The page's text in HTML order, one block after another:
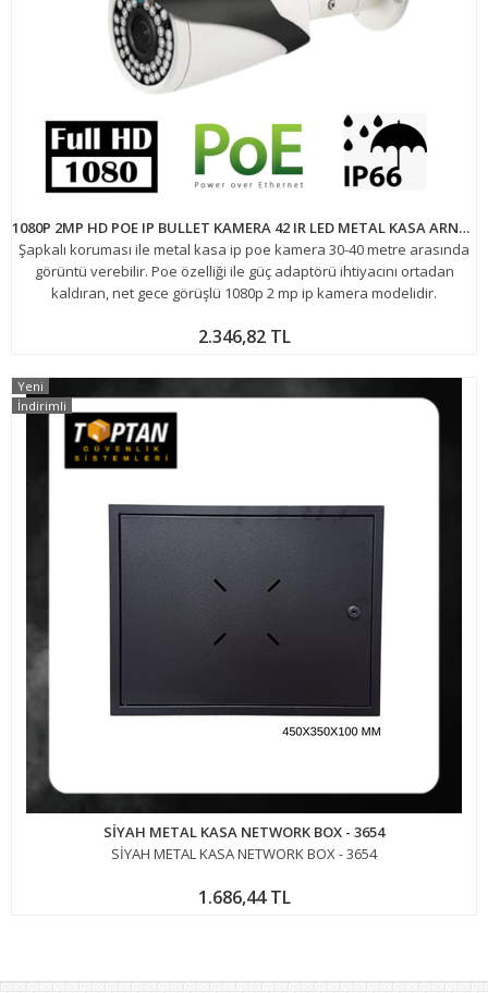
1080P 2MP HD POE IP BULLET KAMERA 42 IR LED METAL KASA ARNA-1142
Şapkalı koruması ile metal kasa ip poe kamera 30-40 metre arasında
görüntü verebilir. Poe özelliği ile güç adaptörü ihtiyacını ortadan
kaldıran, net gece görüşlü 1080p 2 mp ip kamera modelidir.
2.346,82 TL
SİYAH METAL KASA NETWORK BOX - 3654
SİYAH METAL KASA NETWORK BOX - 3654
1.686,44 TL
Yeni
İndirimli